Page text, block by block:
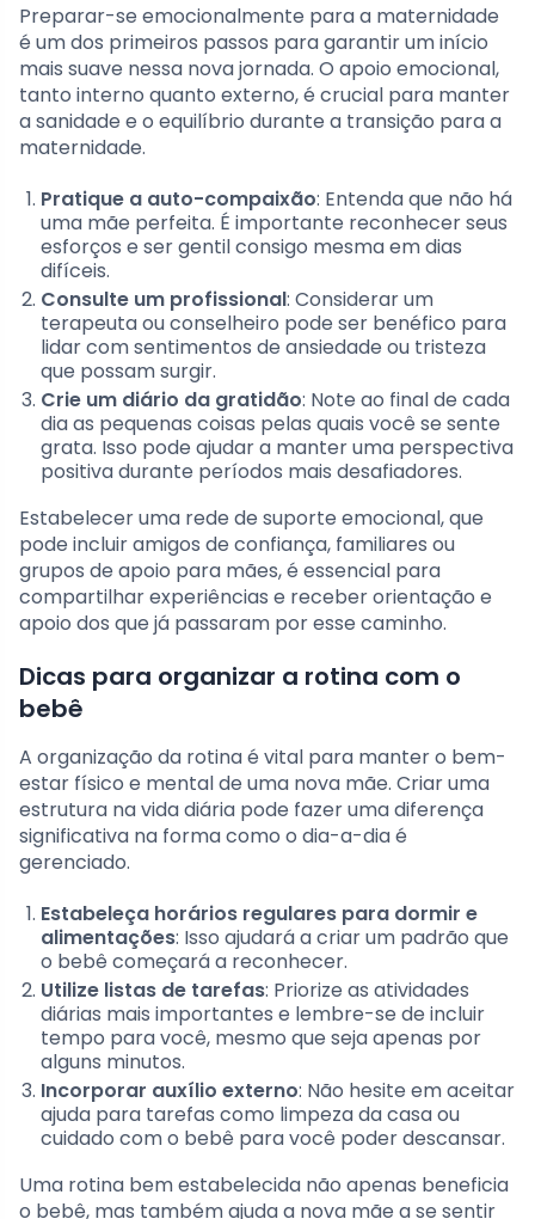
Preparar-se emocionalmente para a maternidade
é um dos primeiros passos para garantir um início
mais suave nessa nova jornada. O apoio emocional,
tanto interno quanto externo, é crucial para manter
a sanidade e o equilíbrio durante a transição para a
maternidade.
Pratique a auto-compaixão: Entenda que não há
uma mãe perfeita. É importante reconhecer seus
esforços e ser gentil consigo mesma em dias
difíceis.
Consulte um profissional: Considerar um
terapeuta ou conselheiro pode ser benéfico para
lidar com sentimentos de ansiedade ou tristeza
que possam surgir.
Crie um diário da gratidão: Note ao final de cada
dia as pequenas coisas pelas quais você se sente
grata. Isso pode ajudar a manter uma perspectiva
positiva durante períodos mais desafiadores.
Estabelecer uma rede de suporte emocional, que
pode incluir amigos de confiança, familiares ou
grupos de apoio para mães, é essencial para
compartilhar experiências e receber orientação e
apoio dos que já passaram por esse caminho.
Dicas para organizar a rotina com o
bebê
A organização da rotina é vital para manter o bem-
estar físico e mental de uma nova mãe. Criar uma
estrutura na vida diária pode fazer uma diferença
significativa na forma como o dia-a-dia é
gerenciado.
Estabeleça horários regulares para dormir e
alimentações: Isso ajudará a criar um padrão que
o bebê começará a reconhecer.
Utilize listas de tarefas: Priorize as atividades
diárias mais importantes e lembre-se de incluir
tempo para você, mesmo que seja apenas por
alguns minutos.
Incorporar auxílio externo: Não hesite em aceitar
ajuda para tarefas como limpeza da casa ou
cuidado com o bebê para você poder descansar.
Uma rotina bem estabelecida não apenas beneficia
o bebê, mas também ajuda a nova mãe a se sentir